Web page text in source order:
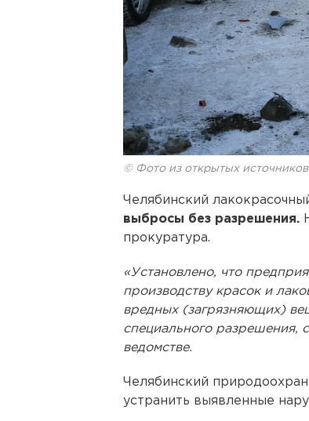
© Фото из открытых источников
Челябинский
выбросы без разрешения.
прокуратура.
«Установлено, что
производству красок и
вредных (загрязняющих)
специального разрешения,
ведомстве.
Челябинский
устранить выявленные